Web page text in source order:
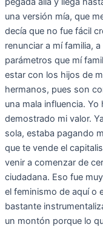
una versión mía, que
decía que no fue fácil
renunciar a mí familia,
parámetros que mí
estar con los hijos de
hermanos, pues son
una mala influencia.
demostrado mi valor.
sola, estaba pagando
que te vende el
venir a comenzar de
ciudadana. Eso fue
el feminismo de aquí o
bastante
un montón porque lo